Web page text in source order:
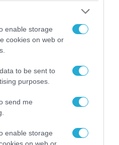
enable storage
cookies on web or
to be sent to
purposes.
send me
enable storage
on web or
Στρατό στο
Οι αλλαγές στη